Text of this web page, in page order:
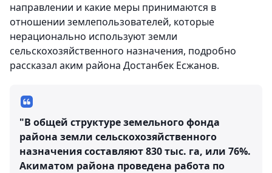
направлении и какие меры принимаются в
отношении землепользователей, которые
нерационально используют земли
сельскохозяйственного назначения, подробно
рассказал аким района Достанбек Есжанов.
"В общей структуре земельного фонда
района земли сельскохозяйственного
назначения составляют 830 тыс. га, или 76%.
Акиматом района проведена работа по